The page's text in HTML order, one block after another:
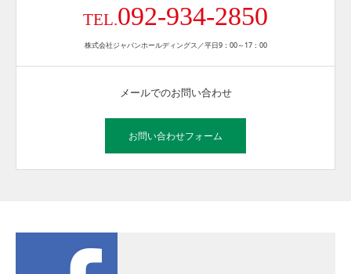
TEL.092-934-2850
株式会社ジャパンホールディングス／平日9：00～17：00
メールでのお問い合わせ
お問い合わせフォーム